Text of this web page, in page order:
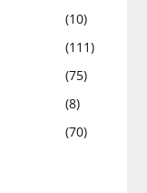
(10)
(111)
(75)
(8)
(70)